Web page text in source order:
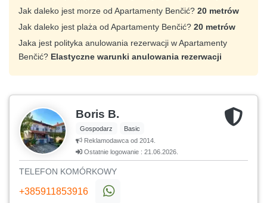
Jak daleko jest morze od Apartamenty Benčić? 20 metrów
Jak daleko jest plaża od Apartamenty Benčić? 20 metrów
Jaka jest polityka anulowania rezerwacji w Apartamenty
Benčić? Elastyczne warunki anulowania rezerwacji
Boris B.
Gospodarz
Basic
Reklamodawca od 2014.
Ostatnie logowanie : 21.06.2026.
TELEFON KOMÓRKOWY
+385911853916